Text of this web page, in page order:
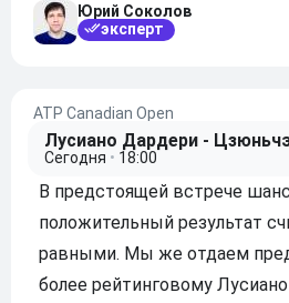
Юрий Соколов
эксперт
ATP Canadian Open
Лусиано Дардери -
Сегодня • 18:00
В предстоящей встрече
положительный результат
равными. Мы же отдаем
более рейтинговому